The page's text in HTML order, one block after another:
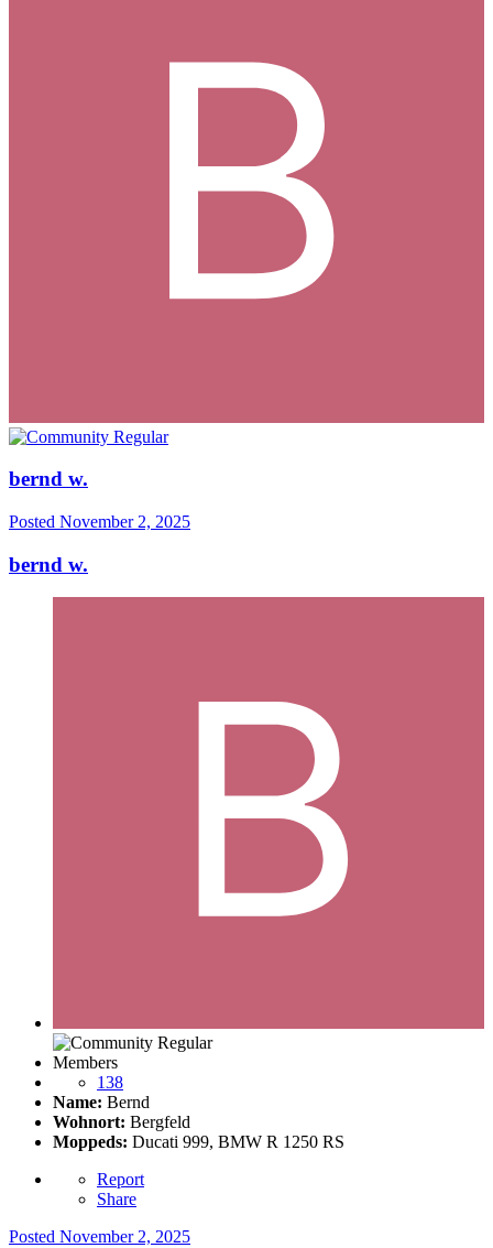
bernd w.
Posted November 2, 2025
bernd w.
Members
138
Name: Bernd
Wohnort: Bergfeld
Moppeds: Ducati 999, BMW R 1250 RS
Report
Share
Posted November 2, 2025